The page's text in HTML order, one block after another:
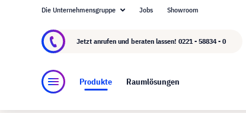
Über visunext.de
Die Unternehmensgruppe Jobs Showroom
Jetzt anrufen und beraten lassen! 0221 - 58834 - 0
Produkte Raumlösungen